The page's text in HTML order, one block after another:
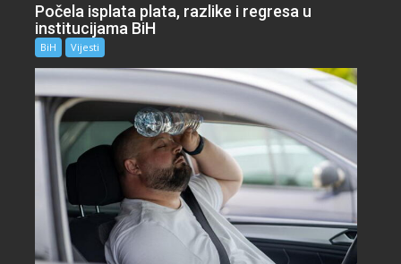
Počela isplata plata, razlike i regresa u
institucijama BiH
BiH Vijesti